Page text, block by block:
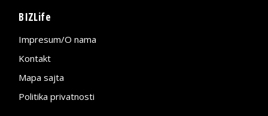
BIZLife
Impresum/O nama
Kontakt
Mapa sajta
Politika privatnosti